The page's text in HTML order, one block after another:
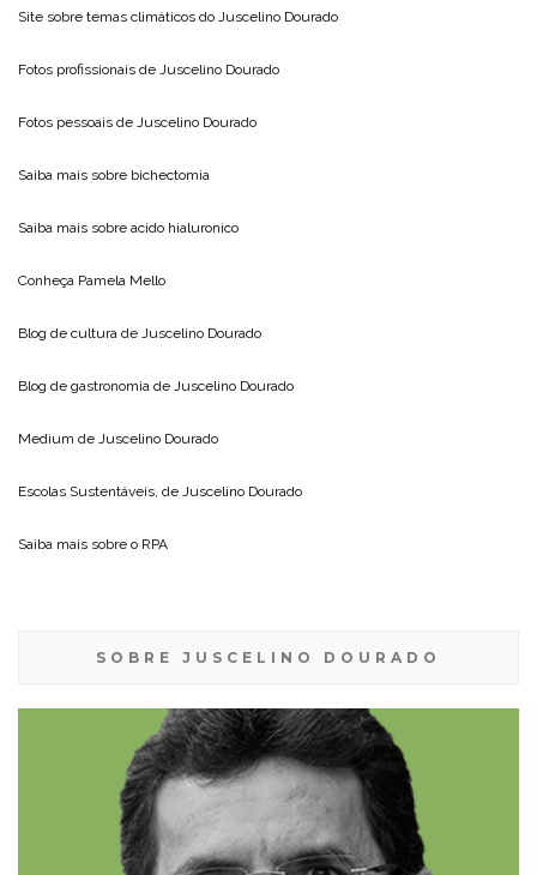
Site sobre temas climáticos do Juscelino Dourado
Fotos profissionais de Juscelino Dourado
Fotos pessoais de Juscelino Dourado
Saiba mais sobre bichectomia
Saiba mais sobre acido hialuronico
Conheça Pamela Mello
Blog de cultura de Juscelino Dourado
Blog de gastronomia de Juscelino Dourado
Medium de Juscelino Dourado
Escolas Sustentáveis, de Juscelino Dourado
Saiba mais sobre o RPA
SOBRE JUSCELINO DOURADO